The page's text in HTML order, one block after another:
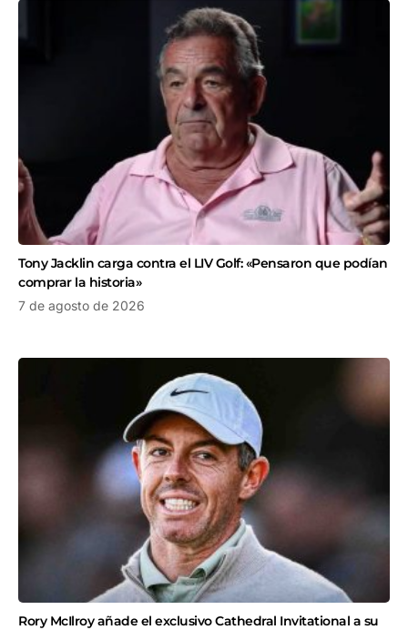
Tony Jacklin carga contra el LIV Golf: «Pensaron que podían
comprar la historia»
7 de agosto de 2026
Rory McIlroy añade el exclusivo Cathedral Invitational a su